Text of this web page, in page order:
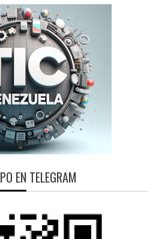
EN TELEGRAM